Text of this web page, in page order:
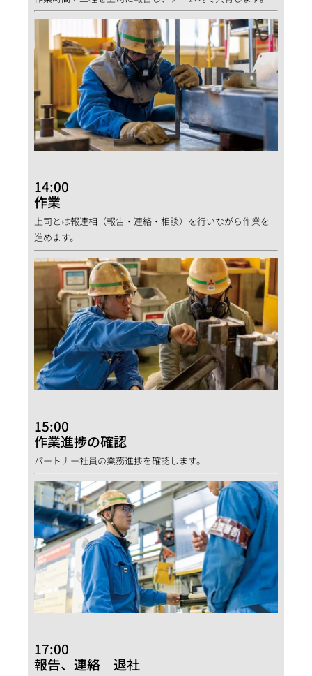
14:00
作業
上司とは報連相（報告・連絡・相談）を行いながら作業を
進めます。
15:00
作業進捗の確認
パートナー社員の業務進捗を確認します。
17:00
報告、連絡 退社